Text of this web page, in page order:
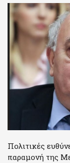
Πολιτικές
παραμονή της